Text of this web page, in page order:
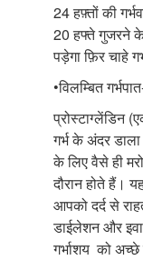
24हफ़्तों की
20हफ्ते गुजरने के
पड़ेगा फ़िर चाहे
•विलम्बित
प्रोस्टाग्लेंडिन
गर्भ के अंदर
के लिए वैसे ही
दौरान होते हैं।
आपको दर्द से
डाईलेशन और
गर्भाशय को